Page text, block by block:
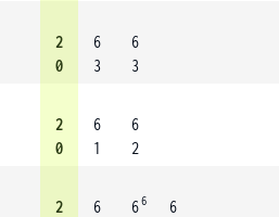
2
0
6
3
6
3
2
0
6
1
6
2
2
6
66
6